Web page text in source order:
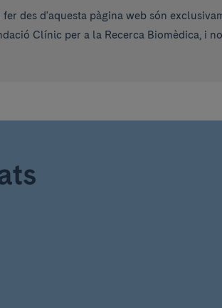
fer des d'aquesta pàgina web són
Clínic per a la Recerca Biomèdica, i